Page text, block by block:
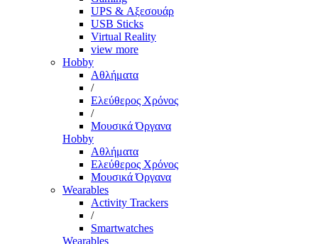
UPS & Αξεσουάρ
USB Sticks
Virtual Reality
view more
Hobby
Αθλήματα
/
Ελεύθερος Χρόνος
/
Μουσικά Όργανα
Hobby
Αθλήματα
Ελεύθερος Χρόνος
Μουσικά Όργανα
Wearables
Activity Trackers
/
Smartwatches
Wearables